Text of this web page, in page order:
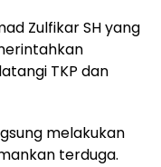
Zulfikar SH yang
TKP dan
melakukan
terduga.